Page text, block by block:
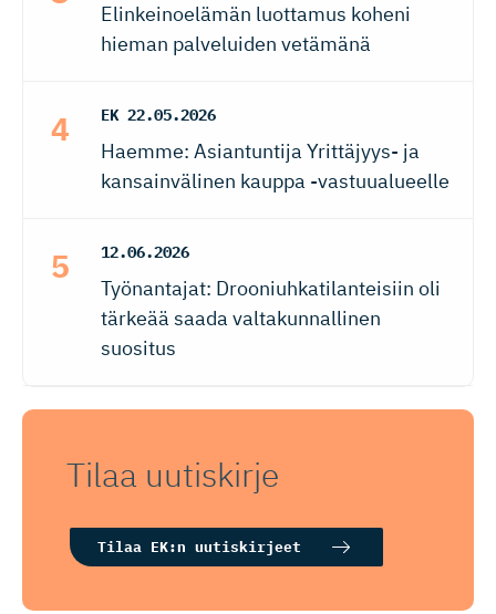
Elinkeinoelämän luottamus koheni
hieman palveluiden vetämänä
EK 22.05.2026
Haemme: Asiantuntija Yrittäjyys- ja
kansainvälinen kauppa -vastuualueelle
12.06.2026
Työnantajat: Drooniuhkatilanteisiin oli
tärkeää saada valtakunnallinen
suositus
Tilaa uutiskirje
Tilaa EK:n uutiskirjeet